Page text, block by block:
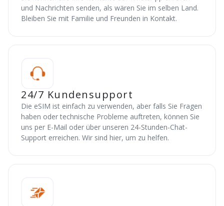
und Nachrichten senden, als wären Sie im selben Land.
Bleiben Sie mit Familie und Freunden in Kontakt.
24/7 Kundensupport
Die eSIM ist einfach zu verwenden, aber falls Sie Fragen
haben oder technische Probleme auftreten, können Sie
uns per E-Mail oder über unseren 24-Stunden-Chat-
Support erreichen. Wir sind hier, um zu helfen.